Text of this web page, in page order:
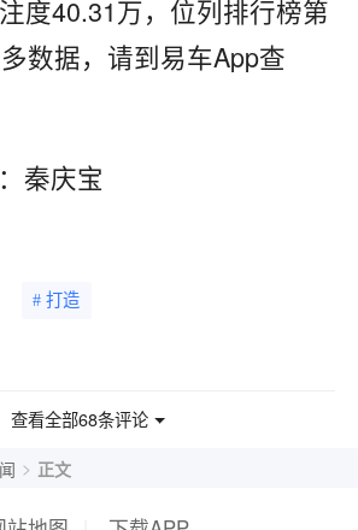
度40.31万，位列排行榜第
数据，请到易车App查
秦庆宝
# 打造
查看全部68条评论
> 正文